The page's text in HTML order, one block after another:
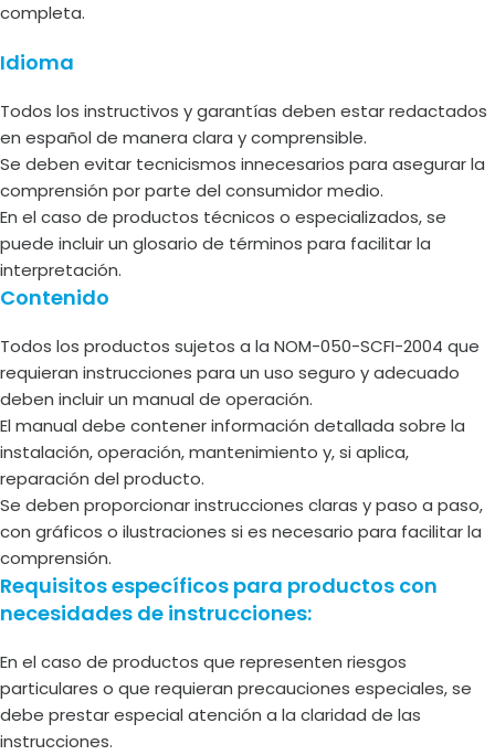
completa.
Idioma
Todos los instructivos y garantías deben estar redactados
en español de manera clara y comprensible.
Se deben evitar tecnicismos innecesarios para asegurar la
comprensión por parte del consumidor medio.
En el caso de productos técnicos o especializados, se
puede incluir un glosario de términos para facilitar la
interpretación.
Contenido
Todos los productos sujetos a la NOM-050-SCFI-2004 que
requieran instrucciones para un uso seguro y adecuado
deben incluir un manual de operación.
El manual debe contener información detallada sobre la
instalación, operación, mantenimiento y, si aplica,
reparación del producto.
Se deben proporcionar instrucciones claras y paso a paso,
con gráficos o ilustraciones si es necesario para facilitar la
comprensión.
Requisitos específicos para productos con
necesidades de instrucciones:
En el caso de productos que representen riesgos
particulares o que requieran precauciones especiales, se
debe prestar especial atención a la claridad de las
instrucciones.